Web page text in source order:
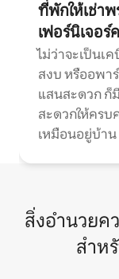
ที่พักให้เช่า
เฟอร์นิเจอร์
ไม่ว่าจะเป็นเ
สงบ หรืออพา
แสนสะดวก ก็
สะดวกให้คร
เหมือนอยู่บ้าน
สิ่งอำนวยค
สำห